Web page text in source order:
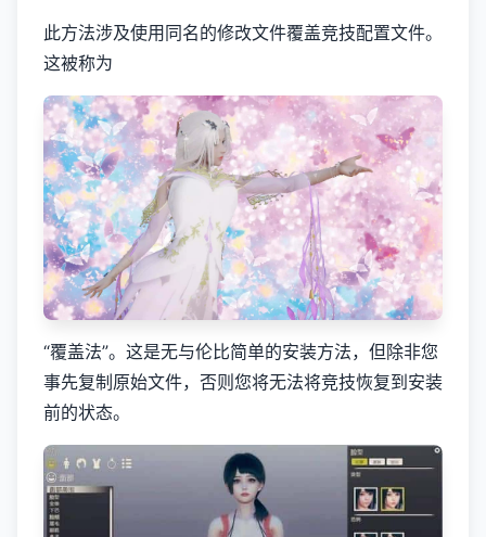
此方法涉及使用同名的修改文件覆盖竞技配置文件。
这被称为
“覆盖法”。这是无与伦比简单的安装方法，但除非您
事先复制原始文件，否则您将无法将竞技恢复到安装
前的状态。